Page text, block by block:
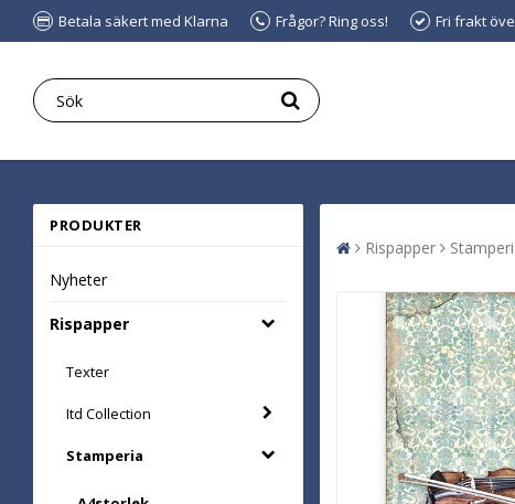
Betala säkert med Klarna Frågor? Ring oss! Fri frakt
PRODUKTER
Nyheter
Rispapper
Texter
Itd Collection
Stamperia
Rispapper